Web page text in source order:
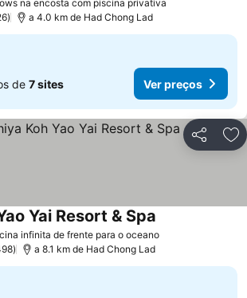
na encosta com piscina privativa
a 4.0 km de Had Chong Lad
de 7 sites Ver preços
Partilhar
infinita de frente para o oceanoVer preços
Yai Resort & Spa
a 8.1 km de Had Chong Lad